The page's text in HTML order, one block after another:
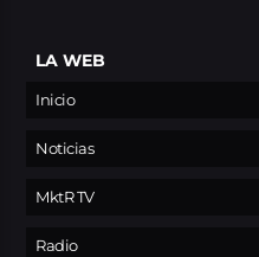
LA WEB
Inicio
Noticias
MktR TV
Radio